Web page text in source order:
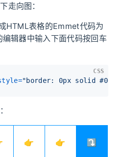
走向图：
HTML表格的Emmet代码为
编辑器中输入下面代码按回车
"border: 0px solid
CSS
👉 👉 ⤵️